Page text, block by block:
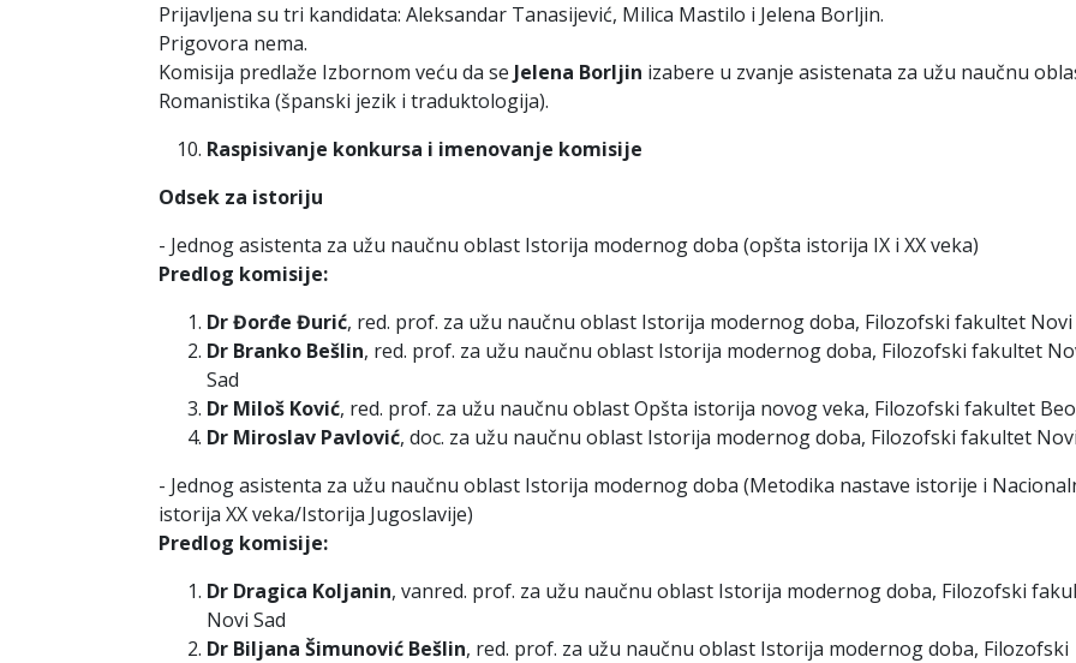
Prijavljena su tri kandidata: Aleksandar Tanasijević, Milica Mastilo i Jelena Borljin.
Prigovora nema.
Komisija predlaže Izbornom veću da se Jelena Borljin izabere u zvanje asistenata za užu naučnu
Romanistika (španski jezik i traduktologija).
Raspisivanje konkursa i imenovanje komisije
Odsek za istoriju
- Jednog asistenta za užu naučnu oblast Istorija modernog doba (opšta istorija IX i XX veka)
Predlog komisije:
Dr Đorđe Đurić, red. prof. za užu naučnu oblast Istorija modernog doba, Filozofski fakultet Novi
Dr Branko Bešlin, red. prof. za užu naučnu oblast Istorija modernog doba, Filozofski fakultet
Sad
Dr Miloš Ković, red. prof. za užu naučnu oblast Opšta istorija novog veka, Filozofski fakultet
Dr Miroslav Pavlović, doc. za užu naučnu oblast Istorija modernog doba, Filozofski fakultet
- Jednog asistenta za užu naučnu oblast Istorija modernog doba (Metodika nastave istorije i
istorija XX veka/Istorija Jugoslavije)
Predlog komisije:
Dr Dragica Koljanin, vanred. prof. za užu naučnu oblast Istorija modernog doba, Filozofski
Novi Sad
Dr Biljana Šimunović Bešlin, red. prof. za užu naučnu oblast Istorija modernog doba, Filozofski